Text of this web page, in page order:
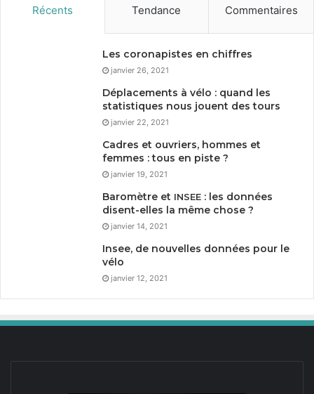
Récents Tendance Commentaires
Les coronapistes en chiffres
janvier 26, 2021
Déplacements à vélo : quand les
statistiques nous jouent des tours
janvier 22, 2021
Cadres et ouvriers, hommes et
femmes : tous en piste ?
janvier 19, 2021
Baromètre et INSEE : les données
disent-elles la même chose ?
janvier 14, 2021
Insee, de nouvelles données pour le
vélo
janvier 12, 2021